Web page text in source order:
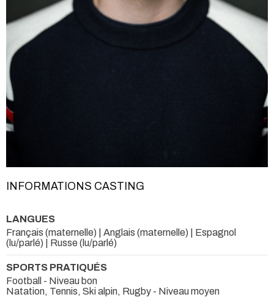
INFORMATIONS CASTING
LANGUES
Français (maternelle) | Anglais (maternelle) | Espagnol
(lu/parlé) | Russe (lu/parlé)
SPORTS PRATIQUÉS
Football - Niveau bon
Natation, Tennis, Ski alpin, Rugby - Niveau moyen